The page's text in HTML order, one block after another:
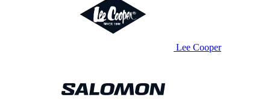
Lee Cooper